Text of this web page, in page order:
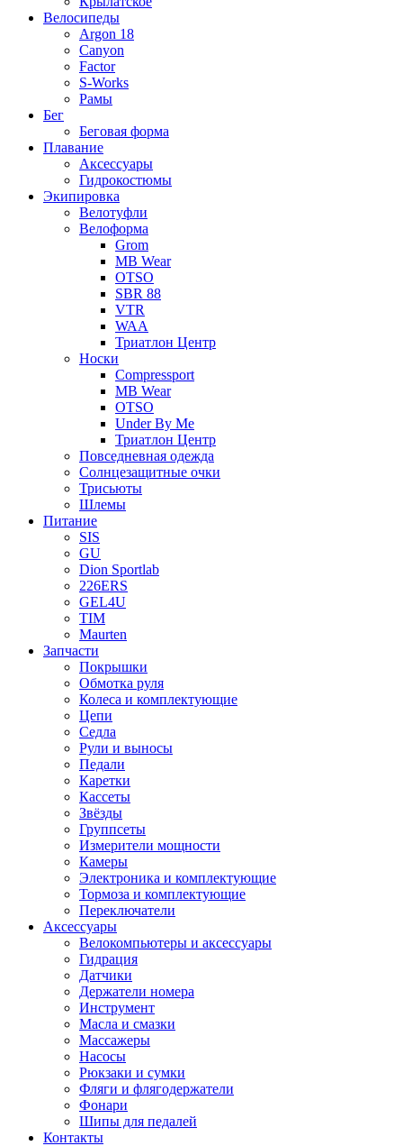
Велосипеды
Argon 18
Canyon
Factor
S-Works
Рамы
Бег
Беговая форма
Плавание
Аксессуары
Гидрокостюмы
Экипировка
Велотуфли
Велоформа
Grom
MB Wear
OTSO
SBR 88
VTR
WAA
Триатлон Центр
Носки
Compressport
MB Wear
OTSO
Under By Me
Триатлон Центр
Повседневная одежда
Солнцезащитные очки
Трисьюты
Шлемы
Питание
SIS
GU
Dion Sportlab
226ERS
GEL4U
TIM
Maurten
Запчасти
Покрышки
Обмотка руля
Колеса и комплектующие
Цепи
Седла
Рули и выносы
Педали
Каретки
Кассеты
Звёзды
Группсеты
Измерители мощности
Камеры
Электроника и комплектующие
Тормоза и комплектующие
Переключатели
Аксессуары
Велокомпьютеры и аксессуары
Гидрация
Датчики
Держатели номера
Инструмент
Масла и смазки
Массажеры
Насосы
Рюкзаки и сумки
Фляги и флягодержатели
Фонари
Шипы для педалей
Контакты